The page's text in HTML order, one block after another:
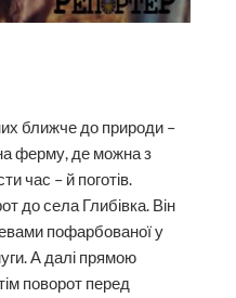
ближче до природи –
ферму, де можна з
час – й поготів.
до села Глибівка. Він
пофарбованої у
А далі прямою
поворот перед